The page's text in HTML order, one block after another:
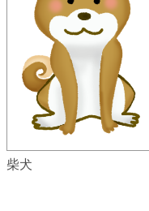
柴犬